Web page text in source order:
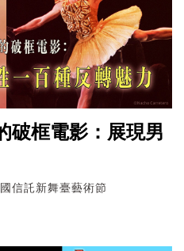
破框電影：展現男
信託新舞臺藝術節